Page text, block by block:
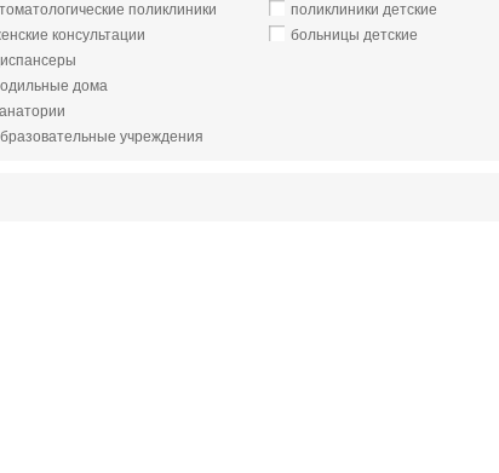
поликлиники
консультации
дома
учреждения
поликлиники детские
больницы детские